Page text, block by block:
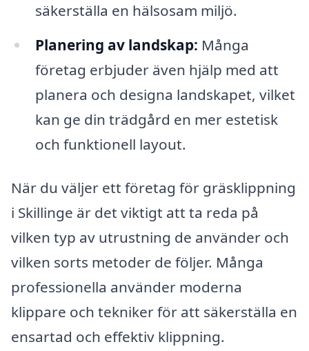
säkerställa en hälsosam miljö.
Planering av landskap: Många
företag erbjuder även hjälp med att
planera och designa landskapet, vilket
kan ge din trädgård en mer estetisk
och funktionell layout.
När du väljer ett företag för gräsklippning
i Skillinge är det viktigt att ta reda på
vilken typ av utrustning de använder och
vilken sorts metoder de följer. Många
professionella använder moderna
klippare och tekniker för att säkerställa en
ensartad och effektiv klippning.